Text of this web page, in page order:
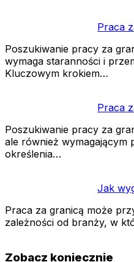
Praca
Poszukiwanie pracy za
wymaga staranności i
Kluczowym krokiem…
Praca
Poszukiwanie pracy za
ale również wymagającym
określenia…
Jak
Praca za granicą może
zależności od branży, w
Zobacz koniecznie